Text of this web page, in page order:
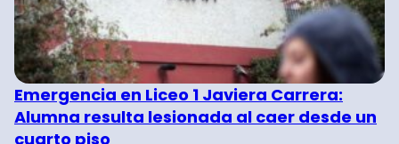
Emergencia en Liceo 1 Javiera Carrera:
Alumna resulta lesionada al caer desde un
cuarto piso